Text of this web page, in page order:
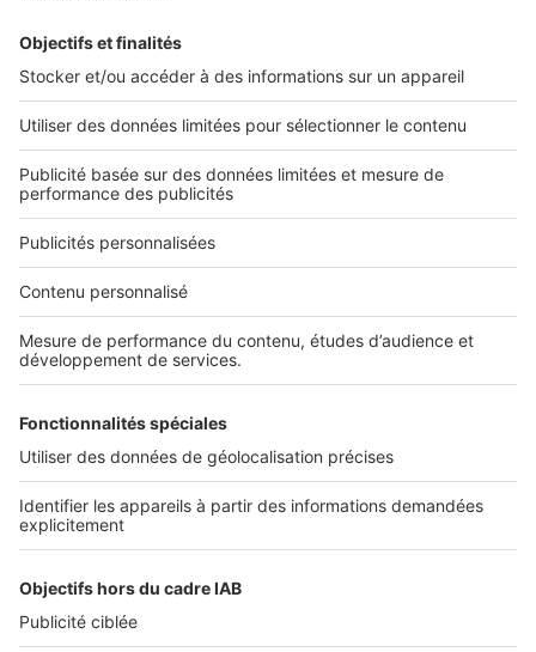
L'ENTREPRISE
Nous contacter
Nous recrutons
NOS APPLICATIONS
Découvrez nos applications
Tous nos services pro
Accès client
À DÉCOUVRIR
Annuaire des professionnels
Tout l'immobilier
Toutes les villes